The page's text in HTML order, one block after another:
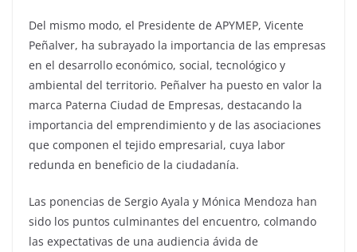
Del mismo modo, el Presidente de APYMEP, Vicente
Peñalver, ha subrayado la importancia de las empresas
en el desarrollo económico, social, tecnológico y
ambiental del territorio. Peñalver ha puesto en valor la
marca Paterna Ciudad de Empresas, destacando la
importancia del emprendimiento y de las asociaciones
que componen el tejido empresarial, cuya labor
redunda en beneficio de la ciudadanía.
Las ponencias de Sergio Ayala y Mónica Mendoza han
sido los puntos culminantes del encuentro, colmando
las expectativas de una audiencia ávida de